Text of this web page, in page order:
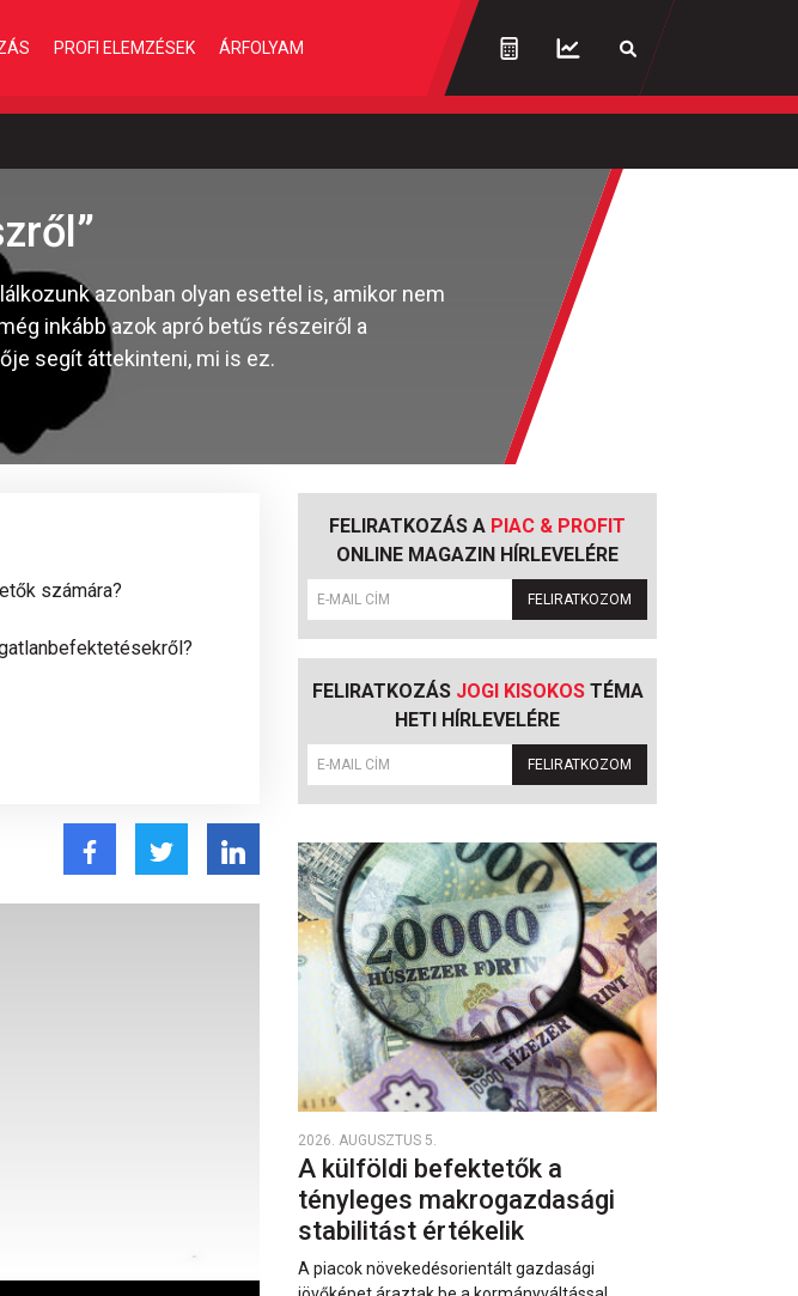
PROFI ELEMZÉSEK ÁRFOLYAM
azonban olyan esettel is, amikor nem
inkább azok apró betűs részeiről a
segít áttekinteni, mi is ez.
számára?
FELIRATKOZÁS A PIAC & PROFIT
ONLINE MAGAZIN HÍRLEVELÉRE
FELIRATKOZOM
FELIRATKOZÁS JOGI KISOKOSTÉMA
HETI HÍRLEVELÉRE
FELIRATKOZOM
2026. AUGUSZTUS 5.
A külföldi befektetők a
tényleges makrogazdasági
stabilitást értékelik
A piacok növekedésorientált gazdasági